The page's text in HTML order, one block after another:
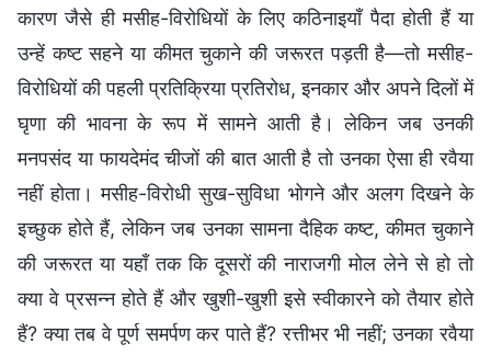
कारण जैसे ही मसीह-विरोधियों के लिए कठिनाइयाँ पैदा होती हैं या
उन्हें कष्ट सहने या कीमत चुकाने की जरूरत पड़ती है—तो मसीह-
विरोधियों की पहली प्रतिक्रिया प्रतिरोध, इनकार और अपने दिलों में
घृणा की भावना के रूप में सामने आती है। लेकिन जब उनकी
मनपसंद या फायदेमंद चीजों की बात आती है तो उनका ऐसा ही रवैया
नहीं होता। मसीह-विरोधी सुख-सुविधा भोगने और अलग दिखने के
इच्छुक होते हैं, लेकिन जब उनका सामना दैहिक कष्ट, कीमत चुकाने
की जरूरत या यहाँ तक कि दूसरों की नाराजगी मोल लेने से हो तो
क्या वे प्रसन्न होते हैं और खुशी-खुशी इसे स्वीकारने को तैयार होते
हैं? क्या तब वे पूर्ण समर्पण कर पाते हैं? रत्तीभर भी नहीं; उनका रवैया